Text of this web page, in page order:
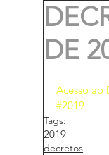
DE
Acesso ao
#2019
Tags:
2019
decretos